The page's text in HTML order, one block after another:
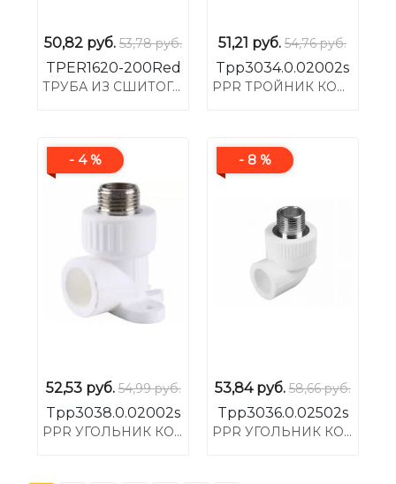
50,82 руб. 53,78 руб.
TPER1620-200Red
ТРУБА ИЗ СШИТОГО ПОЛИЭТИЛЕНА PE-XB, ДИАМЕТР ?16*2.0?200М?КРАСНЫЙ
51,21 руб. 54,76 руб.
Tpp3034.0.02002s
PPR ТРОЙНИК КОМБИНИРОВАННЫЙ НР T20*1/2M
- 4 %
52,53 руб. 54,99 руб.
Tpp3038.0.02002s
PPR УГОЛЬНИК КОМБИНИРОВАННЫЙ С КРЕПЛЕНИЕМ НР L20*1/2M
- 8 %
53,84 руб. 58,66 руб.
Tpp3036.0.02502s
PPR УГОЛЬНИК КОМБИНИРОВАННЫЙ НР L25*1/2M